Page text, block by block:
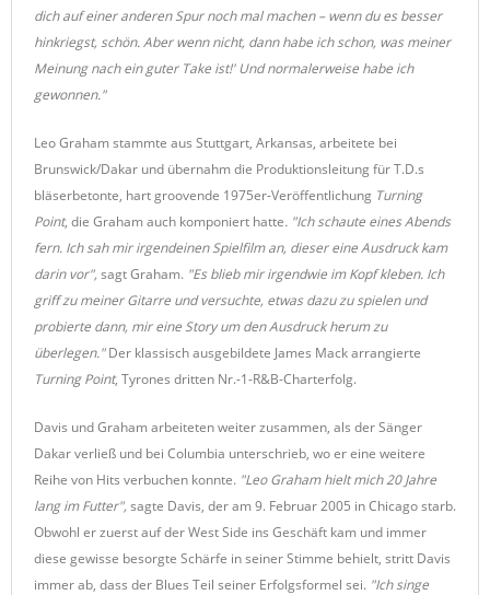
dich auf einer anderen Spur noch mal machen – wenn du es besser
hinkriegst, schön. Aber wenn nicht, dann habe ich schon, was meiner
Meinung nach ein guter Take ist!' Und normalerweise habe ich
gewonnen."
Leo Graham stammte aus Stuttgart, Arkansas, arbeitete bei
Brunswick/Dakar und übernahm die Produktionsleitung für T.D.s
bläserbetonte, hart groovende 1975er-Veröffentlichung Turning
Point, die Graham auch komponiert hatte. "Ich schaute eines Abends
fern. Ich sah mir irgendeinen Spielfilm an, dieser eine Ausdruck kam
darin vor", sagt Graham. "Es blieb mir irgendwie im Kopf kleben. Ich
griff zu meiner Gitarre und versuchte, etwas dazu zu spielen und
probierte dann, mir eine Story um den Ausdruck herum zu
überlegen."Der klassisch ausgebildete James Mack arrangierte
Turning Point, Tyrones dritten Nr.-1-R&B-Charterfolg.
Davis und Graham arbeiteten weiter zusammen, als der Sänger
Dakar verließ und bei Columbia unterschrieb, wo er eine weitere
Reihe von Hits verbuchen konnte. "Leo Graham hielt mich 20 Jahre
lang im Futter", sagte Davis, der am 9. Februar 2005 in Chicago starb.
Obwohl er zuerst auf der West Side ins Geschäft kam und immer
diese gewisse besorgte Schärfe in seiner Stimme behielt, stritt Davis
immer ab, dass der Blues Teil seiner Erfolgsformel sei. "Ich singe